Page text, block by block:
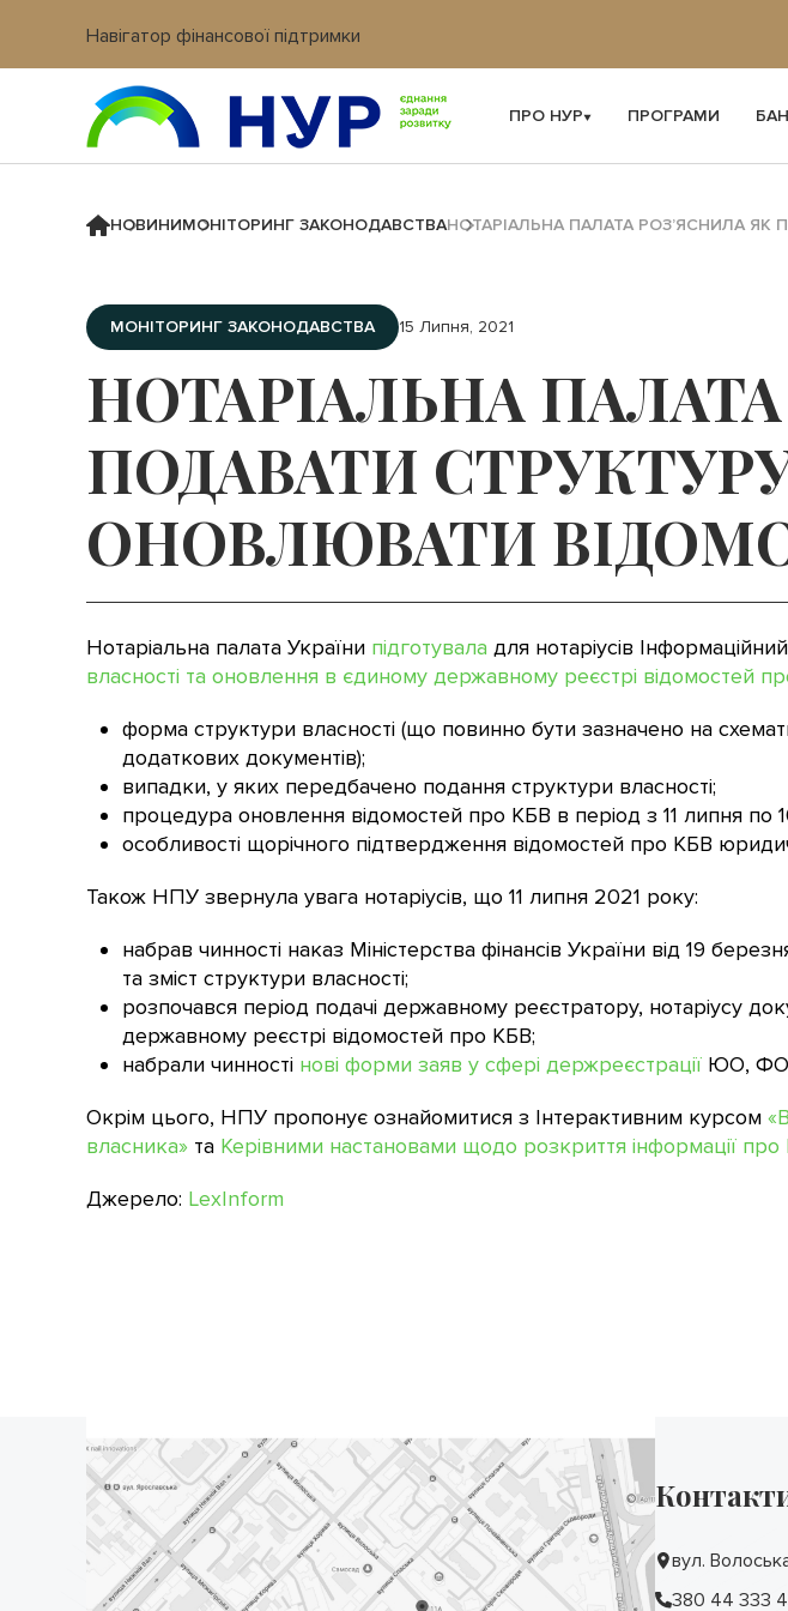
Навігатор фінансової підтримки
Вхід в кабінет IT платформи
ПРО НУР ПРОГРАМИ
НОВИНИМОНІТОРИНГ ЗАКОНОДАВСТВАНОТАРІАЛЬНА ПАЛАТА РОЗ’ЯСНИЛА ЯК
МОНІТОРИНГ ЗАКОНОДАВСТВА 15 Липня, 2021
НОТАРІАЛЬНА
ПОДАВАТИ
ОНОВЛЮВАТИ
Нотаріальна палата України підготувала для нотаріусів
власності та оновлення в єдиному державному реєстрі відомостей
форма структури власності (що повинно бути зазначено на
додаткових документів);
випадки, у яких передбачено подання структури власності;
процедура оновлення відомостей про КБВ в період з 11 липня по
особливості щорічного підтвердження відомостей про КБВ
Також НПУ звернула увага нотаріусів, що 11 липня 2021 року:
набрав чинності наказ Міністерства фінансів України від 19
та зміст структури власності;
розпочався період подачі державному реєстратору, нотаріусу
державному реєстрі відомостей про КБВ;
набрали чинності нові форми заяв у сфері держреєстрації ЮО,
Окрім цього, НПУ пропонує ознайомитися з Інтерактивним курсом
власника» та Керівними настановами щодо розкриття інформації про
Джерело: LexInform
вул.
380 44 333